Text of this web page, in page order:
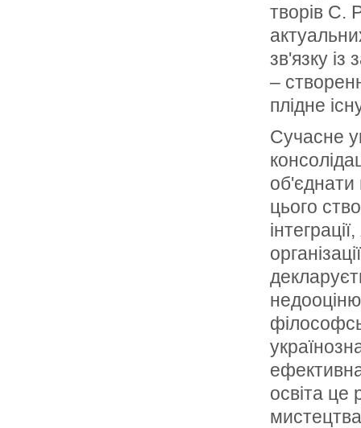
творів С.
зв'язку із
–
плідне
Сучасне
об'єднати
цього
освіта